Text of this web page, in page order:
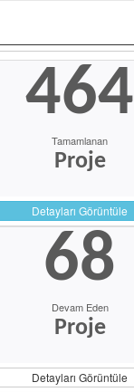
464
Tamamlanan
Proje
Detayları Görüntüle
68
Devam Eden
Proje
Detayları Görüntüle